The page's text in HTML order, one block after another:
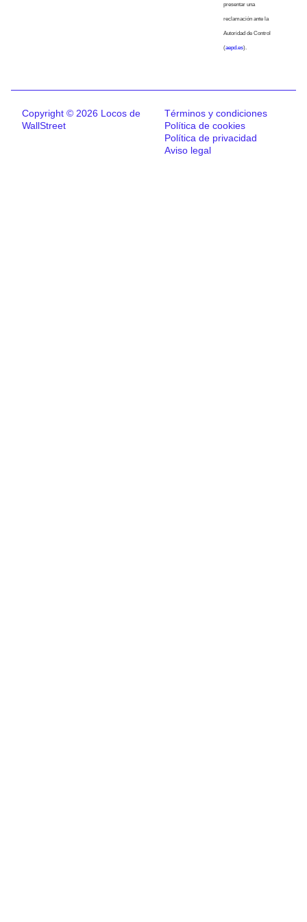
presentar una
reclamación ante la
Autoridad de Control
(aepd.es).
Copyright © 2026 Locos de
WallStreet
Términos y condiciones
Política de cookies
Política de privacidad
Aviso legal